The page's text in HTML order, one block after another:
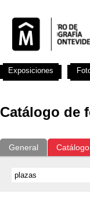
Catálogo de
General
Exposiciones